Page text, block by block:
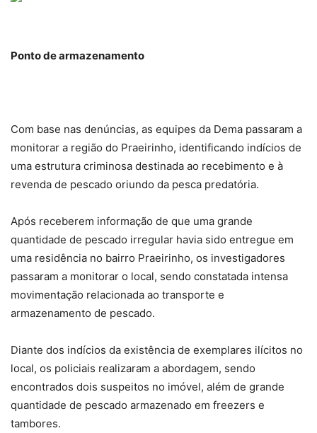
Ponto de armazenamento
Com base nas denúncias, as equipes da Dema passaram a
monitorar a região do Praeirinho, identificando indícios de
uma estrutura criminosa destinada ao recebimento e à
revenda de pescado oriundo da pesca predatória.
Após receberem informação de que uma grande
quantidade de pescado irregular havia sido entregue em
uma residência no bairro Praeirinho, os investigadores
passaram a monitorar o local, sendo constatada intensa
movimentação relacionada ao transporte e
armazenamento de pescado.
Diante dos indícios da existência de exemplares ilícitos no
local, os policiais realizaram a abordagem, sendo
encontrados dois suspeitos no imóvel, além de grande
quantidade de pescado armazenado em freezers e
tambores.